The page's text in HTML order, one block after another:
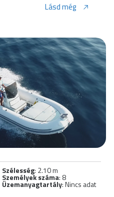
Lásd még
Szélesség: 2.10 m
Személyek száma: 8
Üzemanyagtartály: Nincs adat